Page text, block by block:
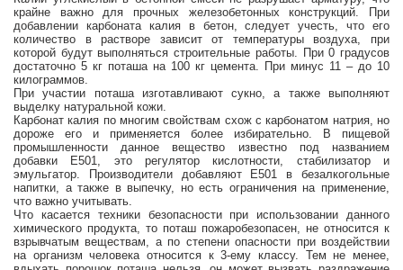
крайне важно для прочных железобетонных конструкций. При
добавлении карбоната калия в бетон, следует учесть, что его
количество в растворе зависит от температуры воздуха, при
которой будут выполняться строительные работы. При 0 градусов
достаточно 5 кг поташа на 100 кг цемента. При минус 11 – до 10
килограммов.
При участии поташа изготавливают сукно, а также выполняют
выделку натуральной кожи.
Карбонат калия по многим свойствам схож с карбонатом натрия, но
дороже его и применяется более избирательно. В пищевой
промышленности данное вещество известно под названием
добавки Е501, это регулятор кислотности, стабилизатор и
эмульгатор. Производители добавляют Е501 в безалкогольные
напитки, а также в выпечку, но есть ограничения на применение,
что важно учитывать.
Что касается техники безопасности при использовании данного
химического продукта, то поташ пожаробезопасен, не относится к
взрывчатым веществам, а по степени опасности при воздействии
на организм человека относится к 3-ему классу. Тем не менее,